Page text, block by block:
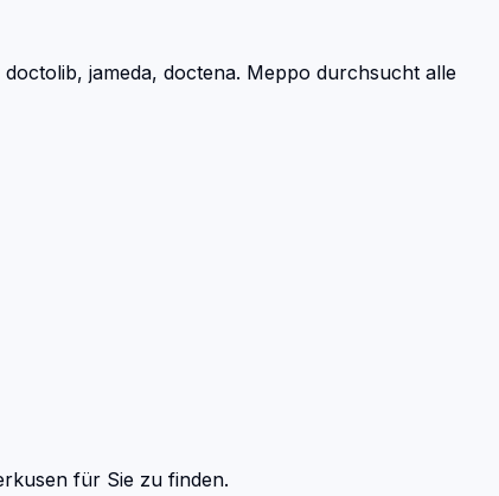
jameda, doctena. Meppo durchsucht alle
für Sie zu finden.